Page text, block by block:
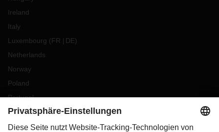
Ireland
Italy
Luxembourg (FR DE)
Netherlands
Norway
Poland
Portugal
Romania
Slovakia